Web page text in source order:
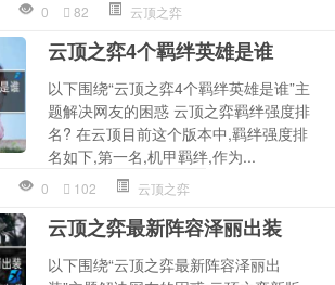
0 82 云顶之弈
云顶之弈4个羁绊英雄是谁
以下围绕“云顶之弈4个羁绊英雄是谁”主
题解决网友的困惑 云顶之弈羁绊强度排
名? 在云顶目前这个版本中,羁绊强度排
名如下,第一名,机甲羁绊,作为...
0 102 云顶之弈
云顶之弈最新阵容泽丽出装
以下围绕“云顶之弈最新阵容泽丽出